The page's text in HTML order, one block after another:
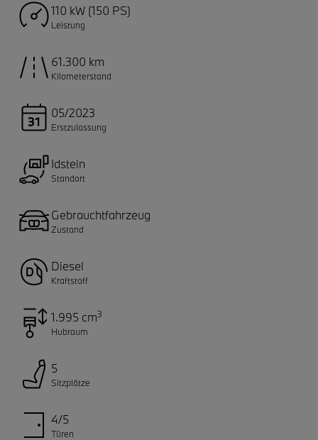
110 kW (150 PS)
Leistung
61.300 km
Kilometerstand
05/2023
Erstzulassung
Idstein
Standort
Gebrauchtfahrzeug
Zustand
Diesel
Kraftstoff
1.995 cm3
Hubraum
5
Sitzplätze
4/5
Türen